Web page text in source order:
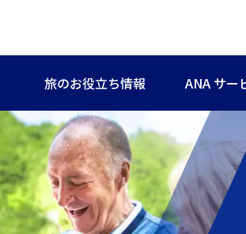
旅のお役立ち情報 ANA サー